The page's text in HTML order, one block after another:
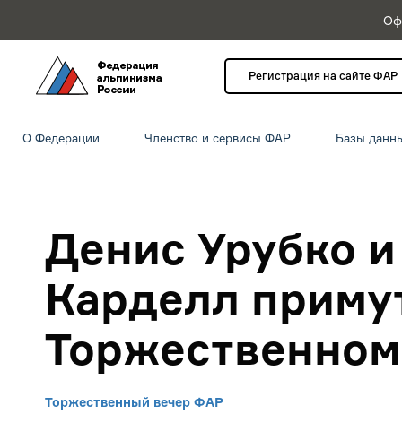
Регистрация на сайте ФАР
О Федерации Членство и сервисы ФАР Базы
Денис Урубко
Карделл
Торжественный вечер ФАР